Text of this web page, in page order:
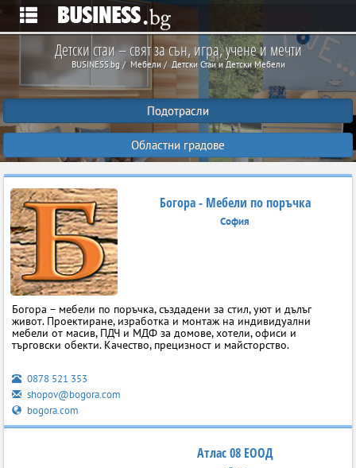
Детски стаи – свят за сън, игра, учене и мечти
BUSINESS.bg Мебели Детски Стаи и Детски Мебели
Подотрасли
Областни градове
Богора - Мебели по поръчка
София
Богора – мебели по поръчка, създадени за стил, уют и дълъг
живот. Проектиране, изработка и монтаж на индивидуални
мебели от масив, ПДЧ и МДФ за домове, хотели, офиси и
търговски обекти. Качество, прецизност и майсторство.
0878 521 353
shopov@bogora.com
bogora.com
Атлас 08 ЕООД